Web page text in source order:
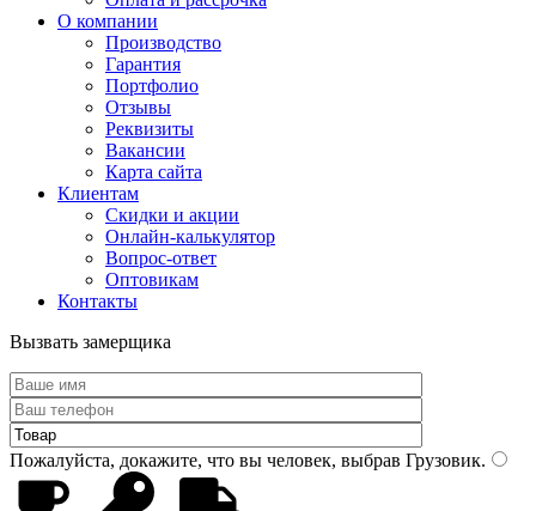
О компании
Производство
Гарантия
Портфолио
Отзывы
Реквизиты
Вакансии
Карта сайта
Клиентам
Скидки и акции
Онлайн-калькулятор
Вопрос-ответ
Оптовикам
Контакты
Вызвать замерщика
Пожалуйста, докажите, что вы человек, выбрав Грузовик.